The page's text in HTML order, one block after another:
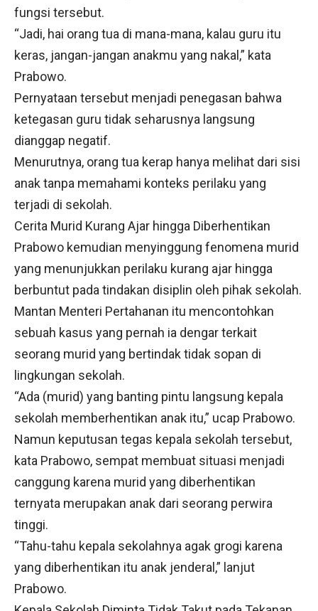
fungsi tersebut.
“Jadi, hai orang tua di mana-mana, kalau guru itu
keras, jangan-jangan anakmu yang nakal,” kata
Prabowo.
Pernyataan tersebut menjadi penegasan bahwa
ketegasan guru tidak seharusnya langsung
dianggap negatif.
Menurutnya, orang tua kerap hanya melihat dari sisi
anak tanpa memahami konteks perilaku yang
terjadi di sekolah.
Cerita Murid Kurang Ajar hingga Diberhentikan
Prabowo kemudian menyinggung fenomena murid
yang menunjukkan perilaku kurang ajar hingga
berbuntut pada tindakan disiplin oleh pihak sekolah.
Mantan Menteri Pertahanan itu mencontohkan
sebuah kasus yang pernah ia dengar terkait
seorang murid yang bertindak tidak sopan di
lingkungan sekolah.
“Ada (murid) yang banting pintu langsung kepala
sekolah memberhentikan anak itu,” ucap Prabowo.
Namun keputusan tegas kepala sekolah tersebut,
kata Prabowo, sempat membuat situasi menjadi
canggung karena murid yang diberhentikan
ternyata merupakan anak dari seorang perwira
tinggi.
“Tahu-tahu kepala sekolahnya agak grogi karena
yang diberhentikan itu anak jenderal,” lanjut
Prabowo.